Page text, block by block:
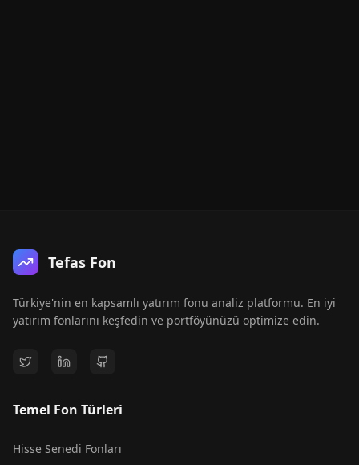
Tefas Fon
Türkiye'nin en kapsamlı yatırım fonu analiz platformu. En iyi
yatırım fonlarını keşfedin ve portföyünüzü optimize edin.
Temel Fon Türleri
Hisse Senedi Fonları